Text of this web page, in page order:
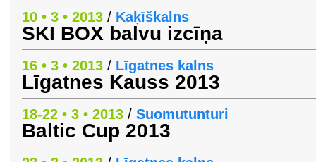
10 • 3 • 2013 / Kaķīškalns
SKI BOX balvu izcīņa
16 • 3 • 2013 / Līgatnes kalns
Līgatnes Kauss 2013
18-22 • 3 • 2013 / Suomutunturi
Baltic Cup 2013